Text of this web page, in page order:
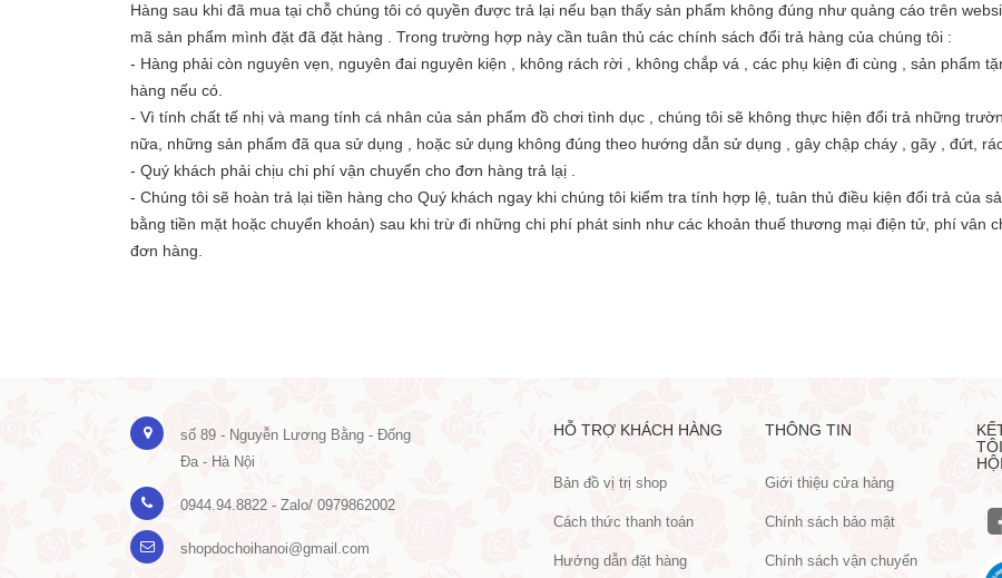
Hàng sau khi đã mua tại chỗ chúng tôi có quyền được trả lại nếu bạn thấy sản phẩm không đúng như quảng cáo trên
mã sản phẩm mình đặt đã đặt hàng . Trong trường hợp này cần tuân thủ các chính sách đổi trả hàng của chúng tôi :
- Hàng phải còn nguyên vẹn, nguyên đai nguyên kiện , không rách rời , không chắp vá , các phụ kiện đi cùng , sản phẩm
hàng nếu có.
- Vì tính chất tế nhị và mang tính cá nhân của sản phẩm đồ chơi tình dục , chúng tôi sẽ không thực hiện đổi trả những
nữa, những sản phẩm đã qua sử dụng , hoặc sử dụng không đúng theo hướng dẫn sử dụng , gây chập cháy , gãy , đứt,
- Quý khách phải chịu chi phí vận chuyển cho đơn hàng trả lạị .
- Chúng tôi sẽ hoàn trả lại tiền hàng cho Quý khách ngay khi chúng tôi kiểm tra tính hợp lệ, tuân thủ điều kiện đổi trả của
bằng tiền mặt hoặc chuyển khoản) sau khi trừ đi những chi phí phát sinh như các khoản thuế thương mại điện tử, phí vân
đơn hàng.
số 89 - Nguyễn Lương Bằng - Đống
Đa - Hà Nội
0944.94.8822 - Zalo/ 0979862002
shopdochoihanoi@gmail.com
HỖ TRỢ KHÁCH HÀNG
Bản đồ vị trị shop
Cách thức thanh toán
Hướng dẫn đặt hàng
THÔNG TIN
Giới thiệu cửa hàng
Chính sách bảo mật
Chính sách vận chuyển
HỘI